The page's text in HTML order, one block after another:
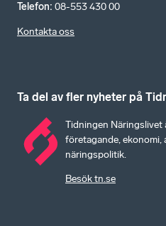
Telefon: 08-553 430 00
Kontakta oss
Ta del av fler nyheter på
Tidningen Näringslivet
företagande, ekonomi,
näringspolitik.
Besök tn.se